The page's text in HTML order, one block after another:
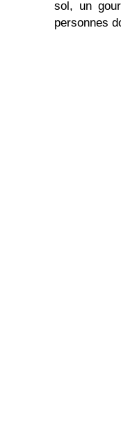
sol, un
personnes